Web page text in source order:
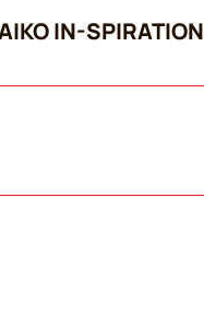
IN-SPIRATION